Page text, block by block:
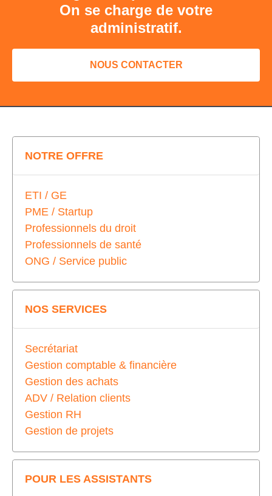
On se charge de votre
administratif.
NOUS CONTACTER
NOTRE OFFRE
ETI / GE
PME / Startup
Professionnels du droit
Professionnels de santé
ONG / Service public
NOS SERVICES
Secrétariat
Gestion comptable & financière
Gestion des achats
ADV / Relation clients
Gestion RH
Gestion de projets
POUR LES ASSISTANTS